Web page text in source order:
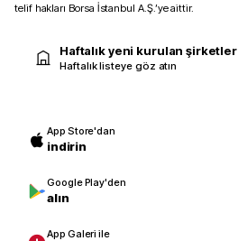
telif hakları Borsa İstanbul A.Ş.’ye aittir.
Haftalık yeni kurulan şirketler
Haftalık listeye göz atın
App Store'dan
indirin
Google Play'den
alın
App Galeri ile